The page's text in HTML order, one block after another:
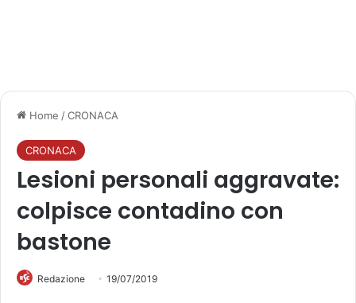
Home /CRONACA
CRONACA
Lesioni personali aggravate:
colpisce contadino con
bastone
Redazione 19/07/2019